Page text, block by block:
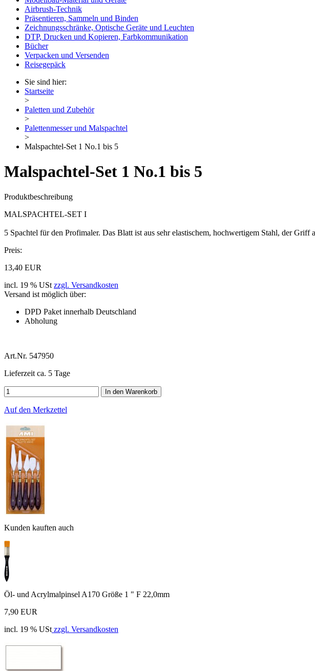
Airbrush-Technik
Präsentieren, Sammeln und Binden
Zeichnungsschränke, Optische Geräte und Leuchten
DTP, Drucken und Kopieren, Farbkommunikation
Bücher
Verpacken und Versenden
Reisegepäck
Sie sind hier:
Startseite
>
Paletten und Zubehör
>
Palettenmesser und Malspachtel
>
Malspachtel-Set 1 No.1 bis 5
Malspachtel-Set 1 No.1 bis 5
Produktbeschreibung
MALSPACHTEL-SET I
5 Spachtel für den Profimaler. Das Blatt ist aus sehr elastischem, hochwertigem Stahl, der
Preis:
13,40 EUR
incl. 19 % USt zzgl. Versandkosten
Versand ist möglich über:
DPD Paket innerhalb Deutschland
Abholung
Art.Nr. 547950
Lieferzeit ca. 5 Tage
Auf den Merkzettel
Kunden kauften auch
Öl- und Acrylmalpinsel A170 Größe 1 " F 22,0mm
7,90 EUR
incl. 19 % USt zzgl. Versandkosten